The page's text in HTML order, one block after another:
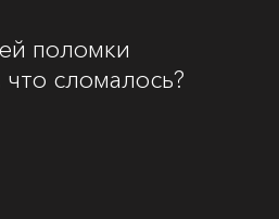
поломки
сломалось?